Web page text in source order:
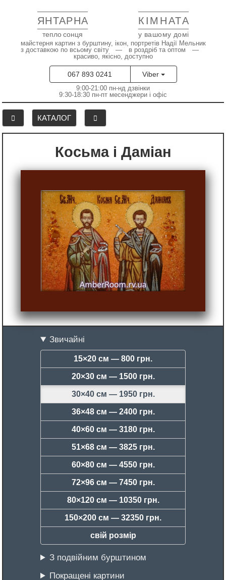
ЯНТАРНА КІМНАТА
тепло сонця у вашому домі
майстерня картин з бурштину, ікон, портретів Надії Мельник
з доставкою по всьому світу — в роздріб та оптом —
красиво, якісно, доступно
067 893 0241 Viber
9:00-21:00 пн-нд дзвінки
9:30-18:30 пн-пт месенджери і офіс
КАТАЛОГ
Косьма і Даміан
Звичайні
15×20 см — 800 грн.
20×30 см — 1500 грн.
30×40 см — 1950 грн.
36×48 см — 2400 грн.
40×60 см — 3180 грн.
51×68 см — 3825 грн.
60×80 см — 4550 грн.
72×96 см — 7450 грн.
80×120 см — 10350 грн.
150×200 см — 32350 грн.
свій розмір
З подвійним бурштином
Покращені картини